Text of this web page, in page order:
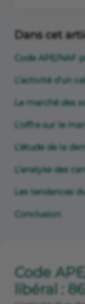
Dans cet
Code APE/NAF
L’activité d’un
Le marché des
L’offre sur le
L’étude de la
L’analyse des
Les tendances
Conclusion
Code
libéral :